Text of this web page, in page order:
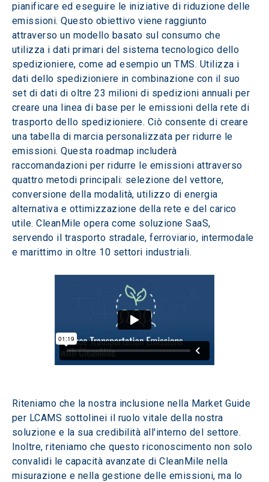
pianificare ed eseguire le iniziative di riduzione delle
emissioni. Questo obiettivo viene raggiunto
attraverso un modello basato sul consumo che
utilizza i dati primari del sistema tecnologico dello
spedizioniere, come ad esempio un TMS. Utilizza i
dati dello spedizioniere in combinazione con il suo
set di dati di oltre 23 milioni di spedizioni annuali per
creare una linea di base per le emissioni della rete di
trasporto dello spedizioniere. Ciò consente di creare
una tabella di marcia personalizzata per ridurre le
emissioni. Questa roadmap includerà
raccomandazioni per ridurre le emissioni attraverso
quattro metodi principali: selezione del vettore,
conversione della modalità, utilizzo di energia
alternativa e ottimizzazione della rete e del carico
utile. CleanMile opera come soluzione SaaS,
servendo il trasporto stradale, ferroviario, intermodale
e marittimo in oltre 10 settori industriali.
Riteniamo che la nostra inclusione nella Market Guide
per LCAMS sottolinei il ruolo vitale della nostra
soluzione e la sua credibilità all'interno del settore.
Inoltre, riteniamo che questo riconoscimento non solo
convalidi le capacità avanzate di CleanMile nella
misurazione e nella gestione delle emissioni, ma lo